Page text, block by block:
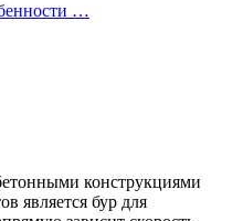
…
конструкциями
является бур для